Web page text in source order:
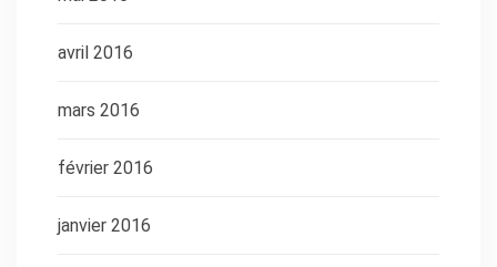
avril 2016
mars 2016
février 2016
janvier 2016